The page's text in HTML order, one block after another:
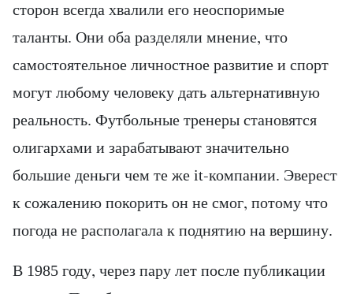
сторон всегда хвалили его неоспоримые
таланты. Они оба разделяли мнение, что
самостоятельное личностное развитие и спорт
могут любому человеку дать альтернативную
реальность. Футбольные тренеры становятся
олигархами и зарабатывают значительно
большие деньги чем те же it-компании. Эверест
к сожалению покорить он не смог, потому что
погода не располагала к поднятию на вершину.
В 1985 году, через пару лет после публикации